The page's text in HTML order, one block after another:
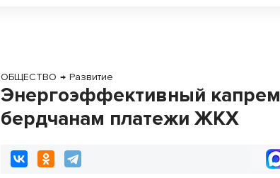
ОБЩЕСТВО → Развитие
Энергоэффективный
бердчанам платежи ЖКХ